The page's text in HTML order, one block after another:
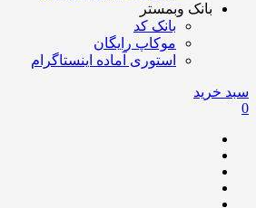
بانک وبمستر
بانک کد
موکاپ رایگان
استوری آماده اینستاگرام
سبد خرید
0